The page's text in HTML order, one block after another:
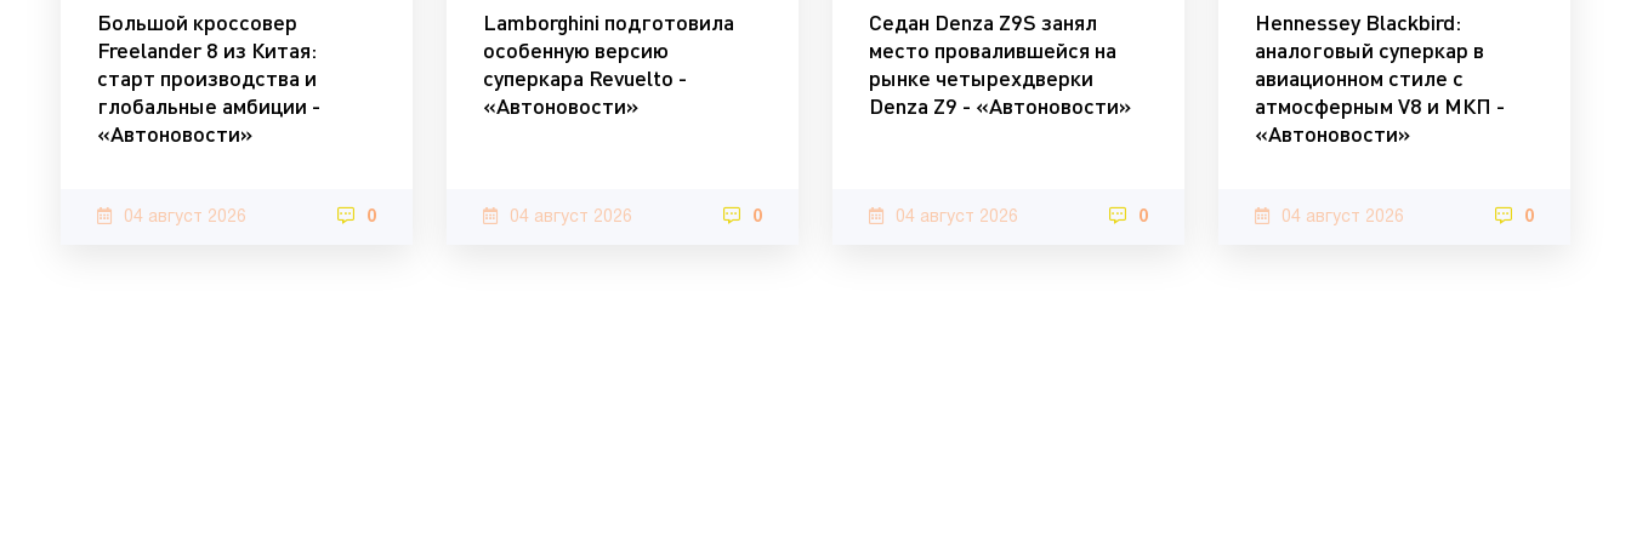
Большой кроссовер
Freelander 8 из Китая:
старт производства и
глобальные амбиции -
«Автоновости»
04 август 2026 0
Lamborghini подготовила
особенную версию
суперкара Revuelto -
«Автоновости»
04 август 2026 0
Седан Denza Z9S занял
место провалившейся на
рынке четырехдверки
Denza Z9 - «Автоновости»
04 август 2026 0
Hennessey Blackbird:
аналоговый суперкар в
авиационном стиле с
атмосферным V8 и МКП -
«Автоновости»
04 август 2026 0